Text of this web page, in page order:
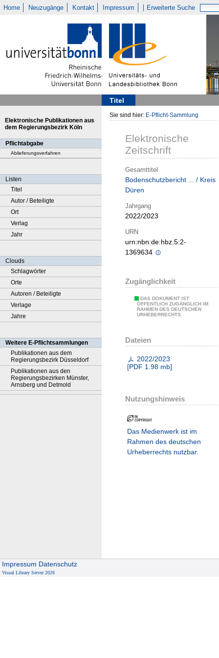
Home Neuzugänge Kontakt Impressum Erweiterte Suche
Titel
Elektronische Publikationen aus
dem Regierungsbezirk Köln
Pflichtabgabe
Ablieferungsverfahren
Listen
Titel
Autor / Beteiligte
Ort
Verlag
Jahr
Clouds
Schlagwörter
Orte
Autoren / Beteiligte
Verlage
Jahre
Weitere E-Pflichtsammlungen
Publikationen aus dem
Regierungsbezirk Düsseldorf
Publikationen aus den
Regierungsbezirken Münster,
Arnsberg und Detmold
Sie sind hier: E-Pflicht-Sammlung
Elektronische
Zeitschrift
Gesamttitel
Bodenschutzbericht ... / Kreis
Düren
Jahrgang
2022/2023
URN
urn:nbn:de:hbz:5:2-
1369634
Zugänglichkeit
DAS DOKUMENT IST
ÖFFENTLICH ZUGÄNGLICH IM
RAHMEN DES DEUTSCHEN
URHEBERRECHTS.
Dateien
2022/2023
[PDF 1.98 mb]
Nutzungshinweis
Das Medienwerk ist im
Rahmen des deutschen
Urheberrechts nutzbar.
Impressum Datenschutz
Visual Library Server 2026